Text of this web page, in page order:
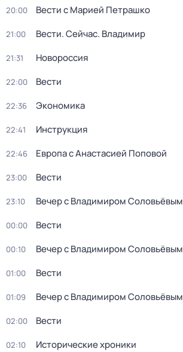
20:00 Вести с Марией Петрашко
21:00 Вести. Сейчас. Владимир
21:31 Новороссия
22:00 Вести
22:36 Экономика
22:41 Инструкция
22:46 Европа с Анастасией Поповой
23:00 Вести
23:10 Вечер с Владимиром Соловьёвым
00:00 Вести
00:10 Вечер с Владимиром Соловьёвым
01:00 Вести
01:09 Вечер с Владимиром Соловьёвым
02:00 Вести
02:10 Исторические хроники